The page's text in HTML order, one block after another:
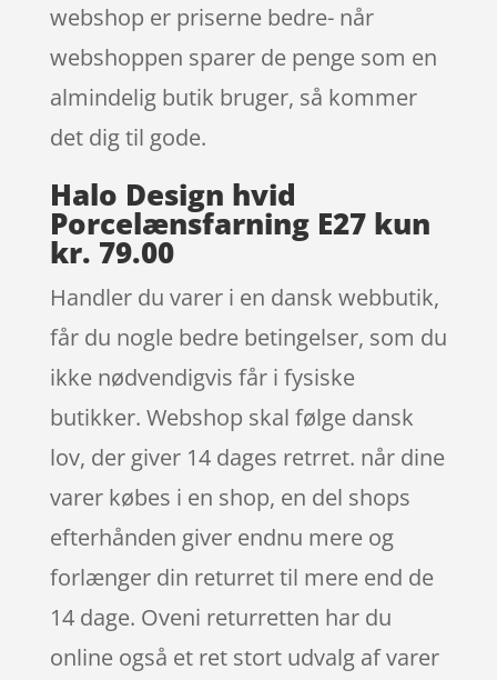
webshop er priserne bedre- når
webshoppen sparer de penge som en
almindelig butik bruger, så kommer
det dig til gode.
Halo Design hvid
Porcelænsfarning E27 kun
kr. 79.00
Handler du varer i en dansk webbutik,
får du nogle bedre betingelser, som du
ikke nødvendigvis får i fysiske
butikker. Webshop skal følge dansk
lov, der giver 14 dages retrret. når dine
varer købes i en shop, en del shops
efterhånden giver endnu mere og
forlænger din returret til mere end de
14 dage. Oveni returretten har du
online også et ret stort udvalg af varer